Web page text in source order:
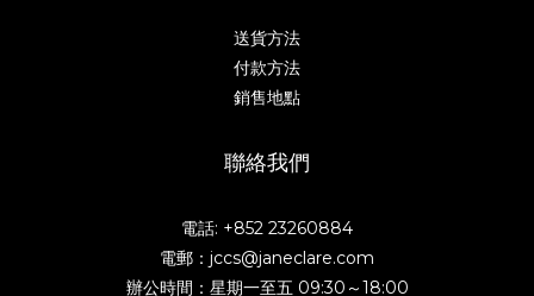
送貨方法
付款方法
銷售地點
聯絡我們
電話: +852 23260884
電郵：jccs@janeclare.com
辦公時間：星期一至五 09:30～18:00